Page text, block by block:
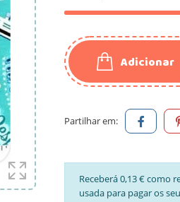
Adicionar
Partilhar em:
Receberá 0,13 € como
usada para pagar os